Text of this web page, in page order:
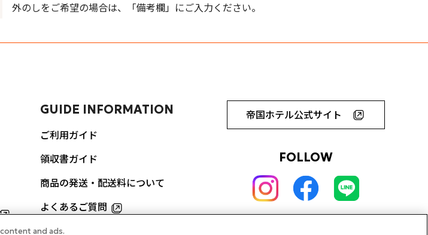
外のしをご希望の場合は、「備考欄」にご入力ください。
GUIDE INFORMATION
ご利用ガイド
領収書ガイド
商品の発送・配送料について
よくあるご質問
お問い合わせ
帝国ホテル公式サイト
FOLLOW
and ads.